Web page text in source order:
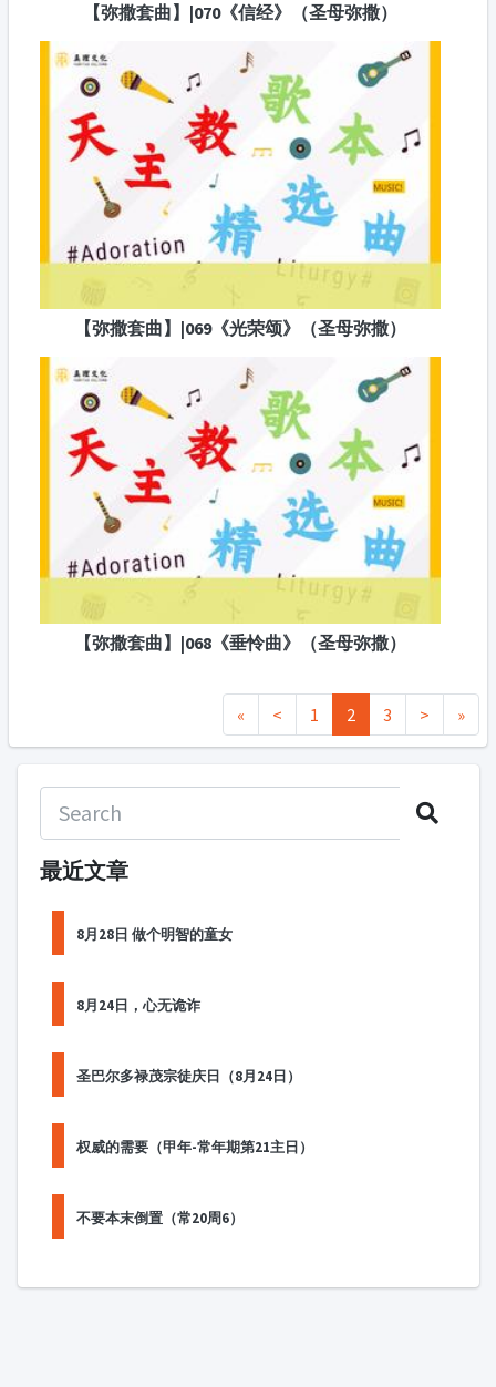
【弥撒套曲】|070《信经》（圣母弥撒）
【弥撒套曲】|069《光荣颂》（圣母弥撒）
【弥撒套曲】|068《垂怜曲》（圣母弥撒）
« < 1 2 3 > »
最近文章
8月28日 做个明智的童女
8月24日，心无诡诈
圣巴尔多禄茂宗徒庆日（8月24日）
权威的需要（甲年-常年期第21主日）
不要本末倒置（常20周6）